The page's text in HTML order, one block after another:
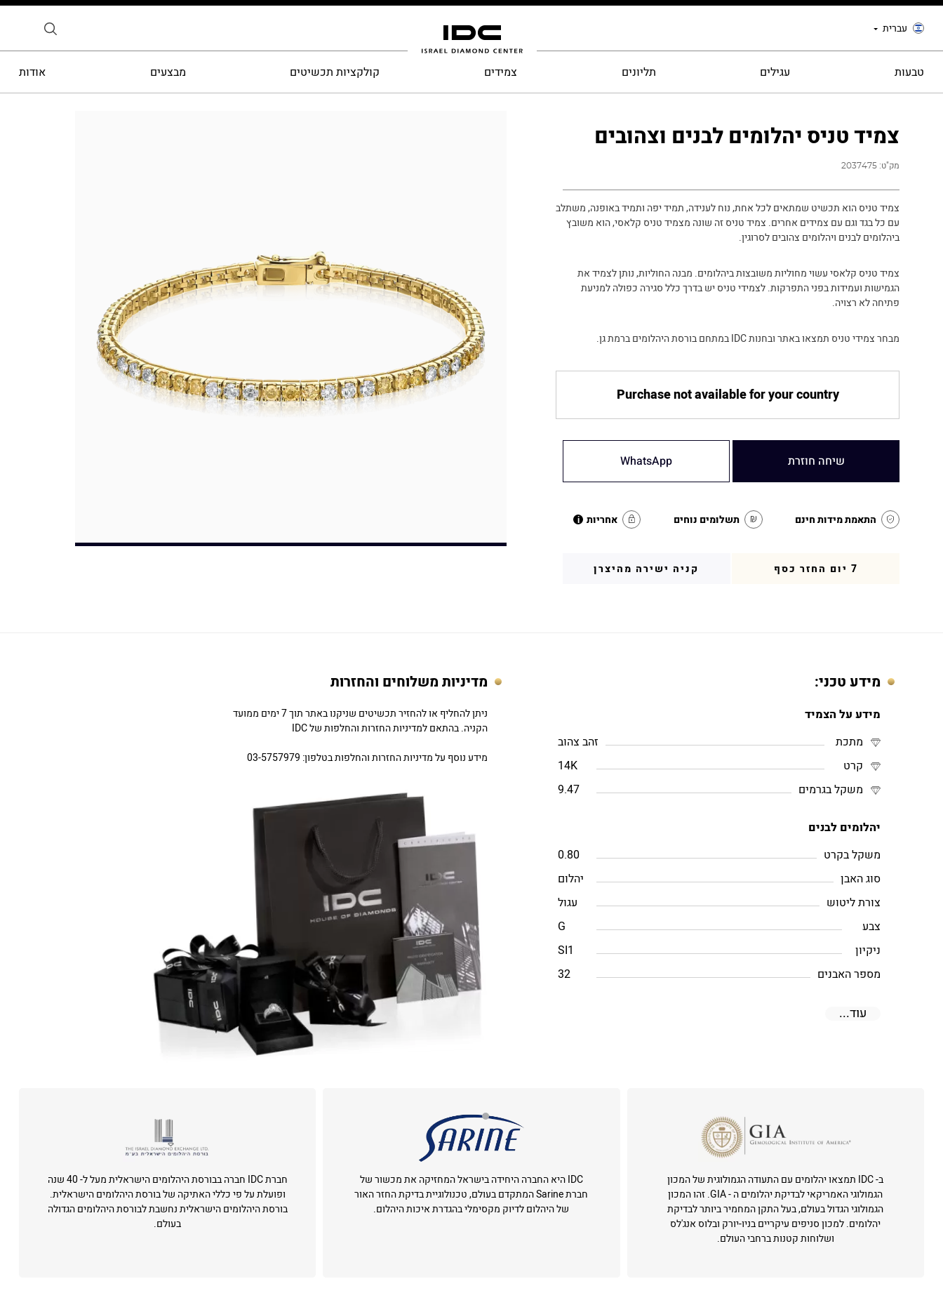
עברית
טבעות עגילים תליונים צמידים קולקציות תכשיטים מבצעים אודות
צמיד טניס יהלומים לבנים וצהובים
מק"ט: 2037475
צמיד טניס הוא תכשיט שמתאים לכל אחת, נוח לענידה, תמיד יפה ותמיד באופנה, משתלב
עם כל בגד וגם עם צמידים אחרים. צמיד טניס זה שונה מצמיד טניס קלאסי, הוא משובץ
ביהלומים לבנים ויהלומים צהובים לסרוגין.
צמיד טניס קלאסי עשוי מחוליות משובצות ביהלומים. מבנה החוליות, נותן לצמיד את
הגמישות ועמידות בפני התפרקות. לצמידי טניס יש בדרך כלל סגירה כפולה למניעת
פתיחה לא רצויה.
מבחר צמידי טניס תמצאו באתר ובחנות IDC במתחם בורסת היהלומים ברמת גן.
Purchase not available for your country
שיחה חוזרת WhatsApp
התאמת מידות חינם תשלומים נוחים אחריות i
7 יום החזר כסף קניה ישירה מהיצרן
מידע טכני:
מידע על הצמיד
מתכת
זהב צהוב
קרט
14K
משקל בגרמים
9.47
יהלומים לבנים
משקל בקרט
0.80
סוג האבן
יהלום
צורת ליטוש
עגול
צבע
G
ניקיון
SI1
מספר האבנים
32
עוד...
מדיניות משלוחים והחזרות
ניתן להחליף או להחזיר תכשיטים שניקנו באתר תוך 7 ימים ממועד
הקניה. בהתאם למדיניות החזרות והחלפות של IDC
מידע נוסף על מדיניות החזרות והחלפות בטלפון: 03-5757979
ב- IDC תמצאו יהלומים עם התעודה הגמולוגית של המכון
הגמולוגי האמריקאי לבדיקת יהלומים ה - GIA. זהו המכון
הגמולוגי הגדול בעולם, בעל התקן המחמיר ביותר לבדיקת
יהלומים. למכון סניפים עיקריים בניו-יורק ובלוס אנג'לס
ושלוחות קטנות ברחבי העולם.
IDC היא החברה היחידה בישראל המחזיקה את מכשור של
חברת Sarine המתקדם בעולם, טכנולוגיית בדיקת החזר האור
של היהלום לדיוק מקסימלי בהגדרת איכות היהלום.
חברת IDC חברה בבורסת היהלומים הישראלית מעל ל- 40 שנה
ופועלת על פי כללי האתיקה של בורסת היהלומים הישראלית.
בורסת היהלומים הישראלית נחשבת לבורסת היהלומים הגדולה
בעולם.